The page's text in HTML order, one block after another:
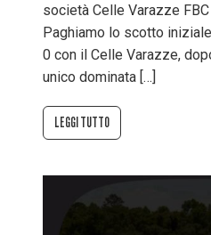
società Celle Varazze
Paghiamo lo scotto
0 con il Celle Varazze,
unico dominata […]
LEGGI TUTTO